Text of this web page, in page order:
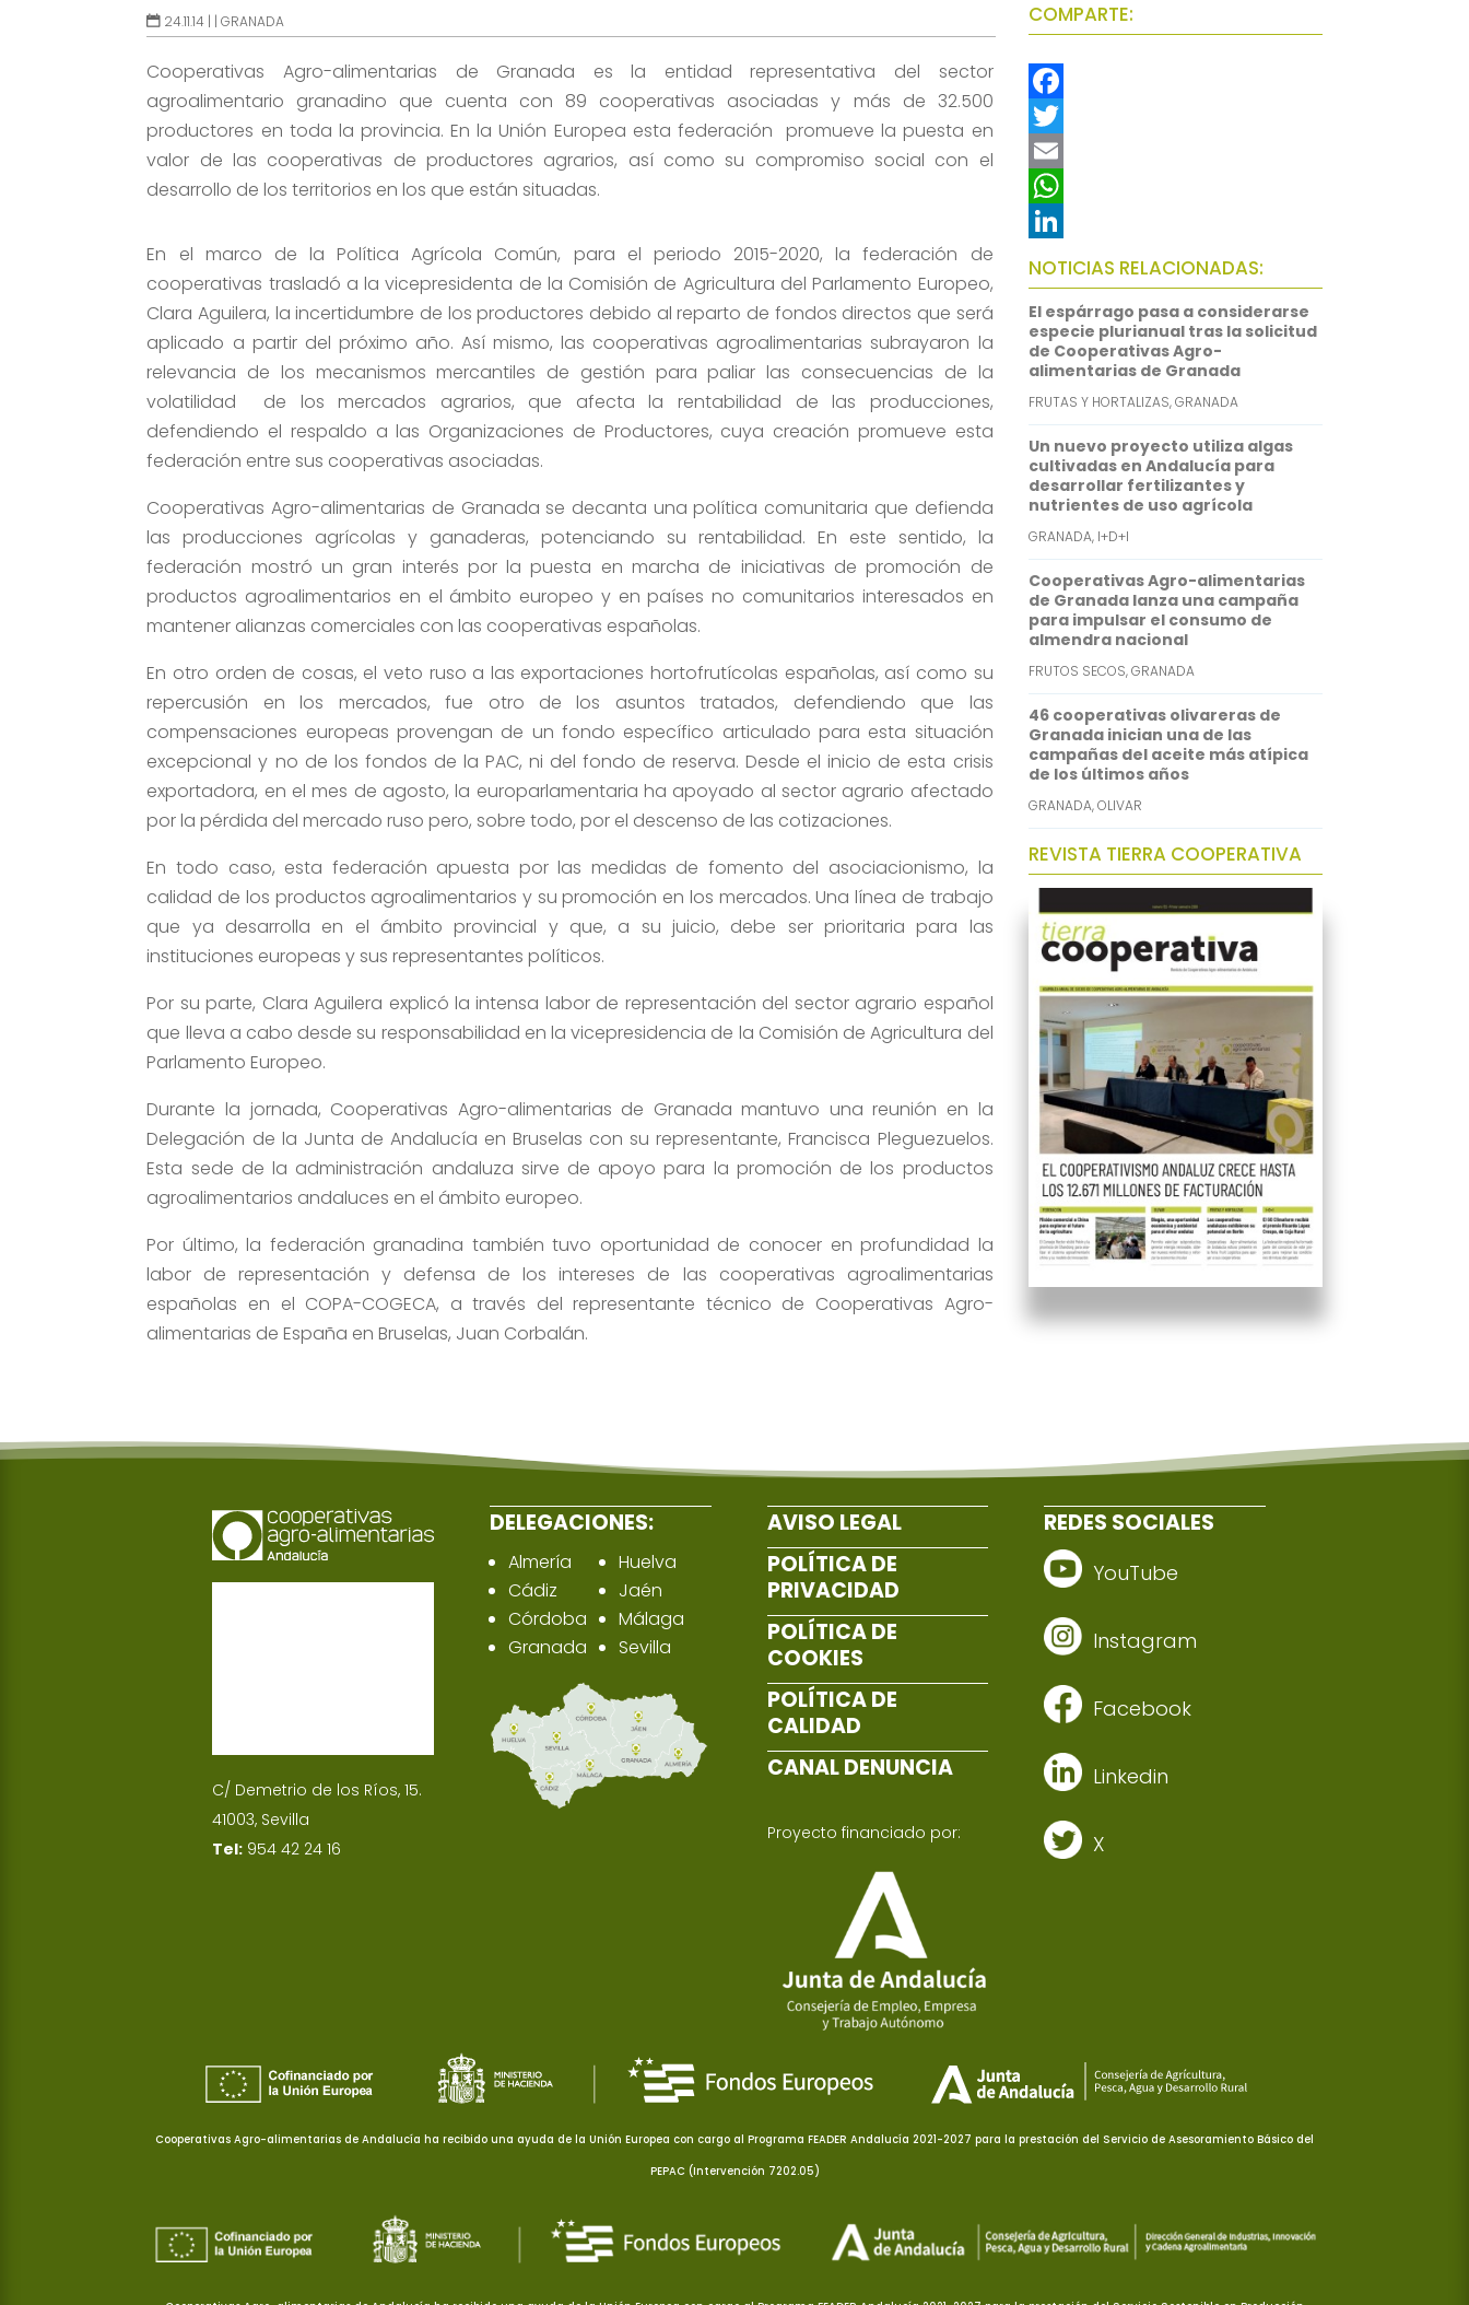
24.11.14 | |GRANADA
Cooperativas Agro-alimentarias de Granada es la entidad representativa del sector
agroalimentario granadino que cuenta con 89 cooperativas asociadas y más de 32.500
productores en toda la provincia. En la Unión Europea esta federación promueve la puesta en
valor de las cooperativas de productores agrarios, así como su compromiso social con el
desarrollo de los territorios en los que están situadas.
En el marco de la Política Agrícola Común, para el periodo 2015-2020, la federación de
cooperativas trasladó a la vicepresidenta de la Comisión de Agricultura del Parlamento Europeo,
Clara Aguilera, la incertidumbre de los productores debido al reparto de fondos directos que será
aplicado a partir del próximo año. Así mismo, las cooperativas agroalimentarias subrayaron la
relevancia de los mecanismos mercantiles de gestión para paliar las consecuencias de la
volatilidad de los mercados agrarios, que afecta la rentabilidad de las producciones,
defendiendo el respaldo a las Organizaciones de Productores, cuya creación promueve esta
federación entre sus cooperativas asociadas.
Cooperativas Agro-alimentarias de Granada se decanta una política comunitaria que defienda
las producciones agrícolas y ganaderas, potenciando su rentabilidad. En este sentido, la
federación mostró un gran interés por la puesta en marcha de iniciativas de promoción de
productos agroalimentarios en el ámbito europeo y en países no comunitarios interesados en
mantener alianzas comerciales con las cooperativas españolas.
En otro orden de cosas, el veto ruso a las exportaciones hortofrutícolas españolas, así como su
repercusión en los mercados, fue otro de los asuntos tratados, defendiendo que las
compensaciones europeas provengan de un fondo específico articulado para esta situación
excepcional y no de los fondos de la PAC, ni del fondo de reserva. Desde el inicio de esta crisis
exportadora, en el mes de agosto, la europarlamentaria ha apoyado al sector agrario afectado
por la pérdida del mercado ruso pero, sobre todo, por el descenso de las cotizaciones.
En todo caso, esta federación apuesta por las medidas de fomento del asociacionismo, la
calidad de los productos agroalimentarios y su promoción en los mercados. Una línea de trabajo
que ya desarrolla en el ámbito provincial y que, a su juicio, debe ser prioritaria para las
instituciones europeas y sus representantes políticos.
Por su parte, Clara Aguilera explicó la intensa labor de representación del sector agrario español
que lleva a cabo desde su responsabilidad en la vicepresidencia de la Comisión de Agricultura del
Parlamento Europeo.
Durante la jornada, Cooperativas Agro-alimentarias de Granada mantuvo una reunión en la
Delegación de la Junta de Andalucía en Bruselas con su representante, Francisca Pleguezuelos.
Esta sede de la administración andaluza sirve de apoyo para la promoción de los productos
agroalimentarios andaluces en el ámbito europeo.
Por último, la federación granadina también tuvo oportunidad de conocer en profundidad la
labor de representación y defensa de los intereses de las cooperativas agroalimentarias
españolas en el COPA-COGECA, a través del representante técnico de Cooperativas Agro-
alimentarias de España en Bruselas, Juan Corbalán.
COMPARTE:
F
a
c
e
b
o
o
k
T
w
t
t
e
r
E
m
a
i
l
W
h
a
t
s
A
p
p
L
i
n
k
e
d
I
n
NOTICIAS RELACIONADAS:
El espárrago pasa a considerarse
especie plurianual tras la solicitud
de Cooperativas Agro-
alimentarias de Granada
FRUTAS Y HORTALIZAS,GRANADA
Un nuevo proyecto utiliza algas
cultivadas en Andalucía para
desarrollar fertilizantes y
nutrientes de uso agrícola
GRANADA, I+D+I
Cooperativas Agro-alimentarias
de Granada lanza una campaña
para impulsar el consumo de
almendra nacional
FRUTOS SECOS,GRANADA
46 cooperativas olivareras de
Granada inician una de las
campañas del aceite más atípica
de los últimos años
GRANADA,OLIVAR
REVISTA TIERRA COOPERATIVA
C/ Demetrio de los Ríos, 15.
41003, Sevilla
Tel: 954 42 24 16
DELEGACIONES:
Almería
Cádiz
Córdoba
Granada
Huelva
Jaén
Málaga
Sevilla
AVISO LEGAL
POLÍTICA DE
PRIVACIDAD
POLÍTICA DE
COOKIES
POLÍTICA DE
CALIDAD
CANAL DENUNCIA
Proyecto financiado por:
REDES SOCIALES
YouTube
Instagram
Facebook
Linkedin
X
Cooperativas Agro-alimentarias de Andalucía ha recibido una ayuda de la Unión Europea con cargo al Programa FEADER Andalucía 2021-2027 para la prestación del Servicio de Asesoramiento Básico del
PEPAC (Intervención 7202.05)